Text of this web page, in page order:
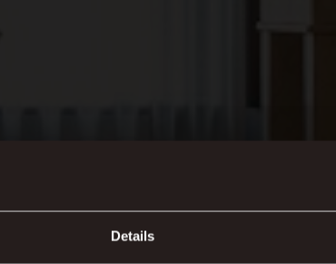
Details